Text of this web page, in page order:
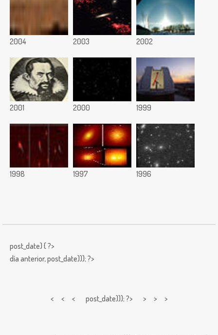
2004 2003 2002
2001 2000 1999
1998 1997 1996
post_date) { ?>
día anterior,post_date))); ?>
< < < post_date))); ?> > > >